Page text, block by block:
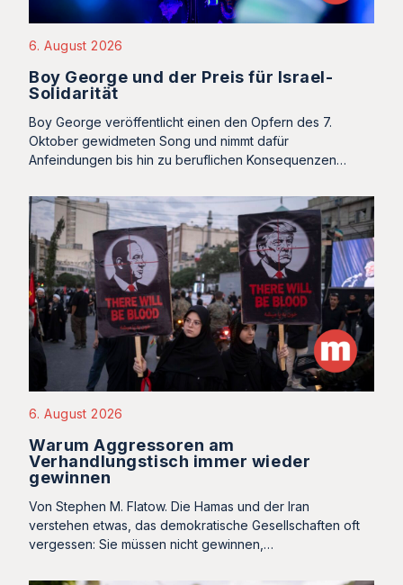
6. August 2026
Boy George und der Preis für Israel-
Solidarität
Boy George veröffentlicht einen den Opfern des 7.
Oktober gewidmeten Song und nimmt dafür
Anfeindungen bis hin zu beruflichen Konsequenzen…
6. August 2026
Warum Aggressoren am
Verhandlungstisch immer wieder
gewinnen
Von Stephen M. Flatow. Die Hamas und der Iran
verstehen etwas, das demokratische Gesellschaften oft
vergessen: Sie müssen nicht gewinnen,…